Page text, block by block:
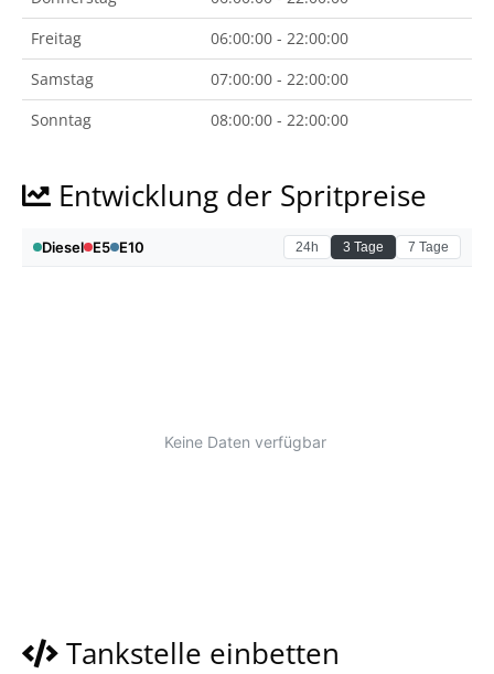
Freitag
06:00:00 - 22:00:00
Samstag
07:00:00 - 22:00:00
Sonntag
08:00:00 - 22:00:00
Entwicklung der Spritpreise
Tankstelle einbetten